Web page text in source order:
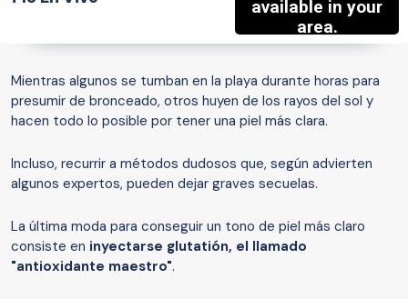
Mientras algunos se tumban en la playa durante horas para
presumir de bronceado, otros huyen de los rayos del sol y
hacen todo lo posible por tener una piel más clara.
Incluso, recurrir a métodos dudosos que, según advierten
algunos expertos, pueden dejar graves secuelas.
La última moda para conseguir un tono de piel más claro
consiste en inyectarse glutatión, el llamado
"antioxidante maestro".